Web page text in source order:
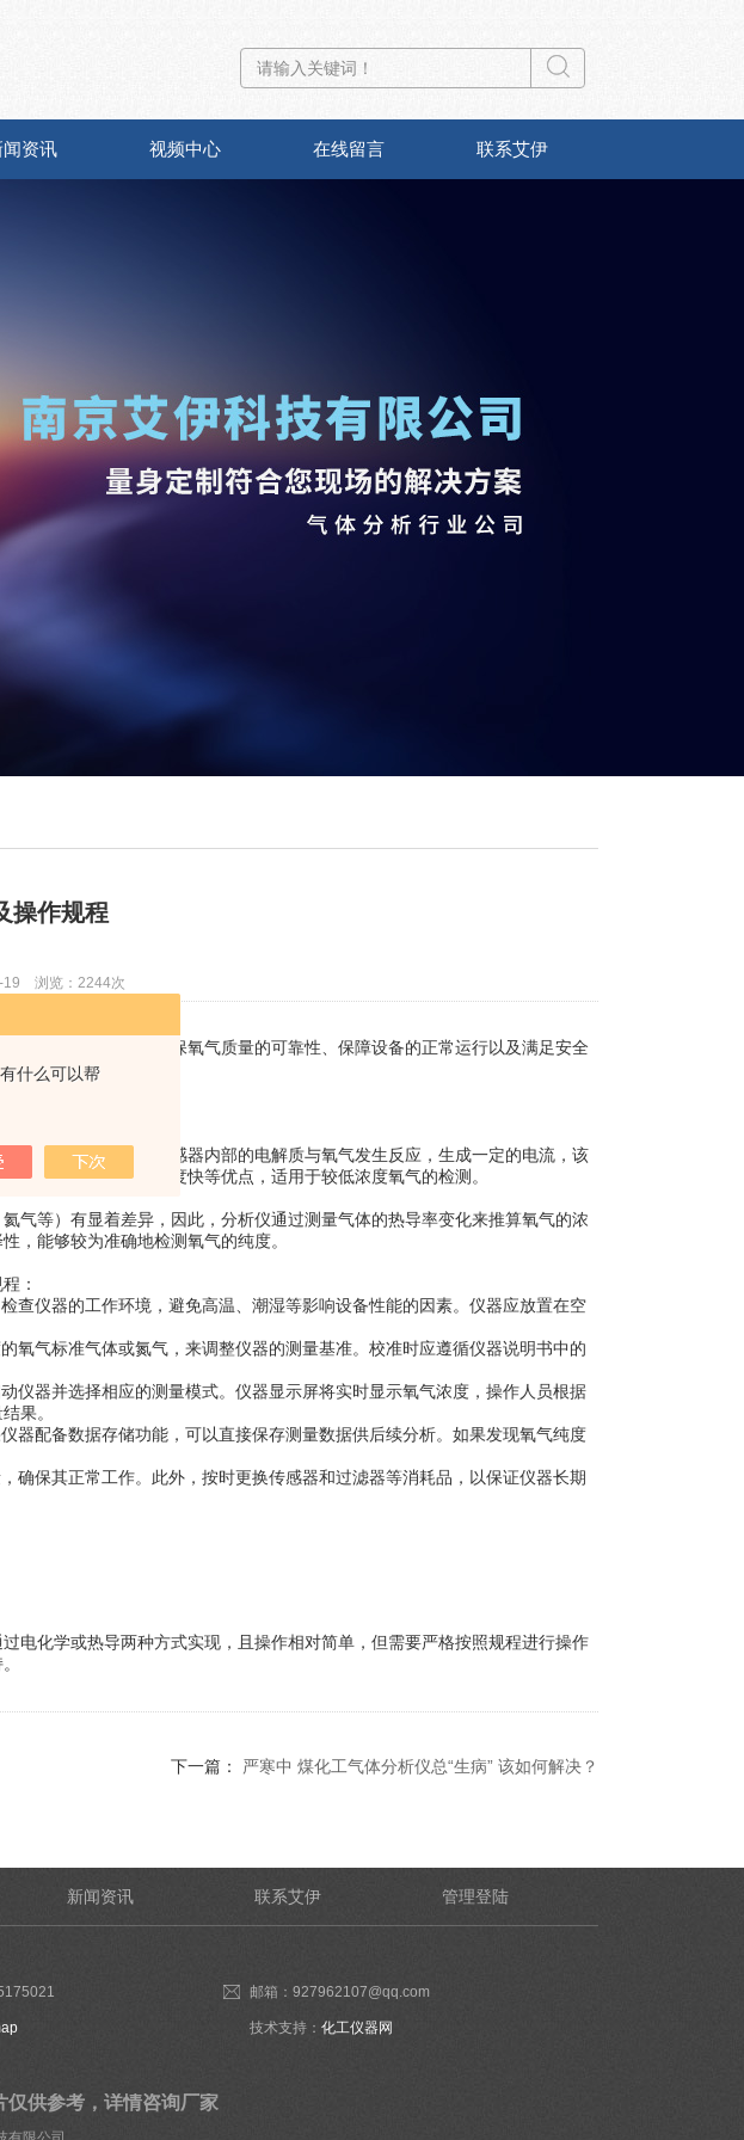
什么可以帮
闻资讯 视频中心 在线留言 联系艾伊
操作规程
19 浏览：2244次
的准确测量对于确保氧气质量的可靠性、保障设备的正常运行以及满足安全
通过传感器时，传感器内部的电解质与氧气发生反应，生成一定的电流，该
、稳定性好、响应速度快等优点，适用于较低浓度氧气的检测。
等）有显着差异，因此，分析仪通过测量气体的热导率变化来推算氧气的浓
，能够较为准确地检测氧气的纯度。
：
仪器的工作环境，避免高温、潮湿等影响设备性能的因素。仪器应放置在空
气标准气体或氮气，来调整仪器的测量基准。校准时应遵循仪器说明书中的
器并选择相应的测量模式。仪器显示屏将实时显示氧气浓度，操作人员根据
果。
配备数据存储功能，可以直接保存测量数据供后续分析。如果发现氧气纯度
保其正常工作。此外，按时更换传感器和过滤器等消耗品，以保证仪器长期
化学或热导两种方式实现，且操作相对简单，但需要严格按照规程进行操作
下一篇： 严寒中 煤化工气体分析仪总“生病” 该如何解决？
新闻资讯 联系艾伊 管理登陆
邮箱：927962107@qq.com
技术支持： 化工仪器网
仅供参考，详情咨询厂家